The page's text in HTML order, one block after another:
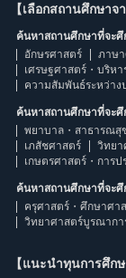
【เลือกสถานศึกษาจ
ค้นหาสถานศึกษาที่จะ
อักษรศาสตร์
ภาษ
เศรษฐศาสตร์・บริห
ความสัมพันธ์ระหว่าง
ค้นหาสถานศึกษาที่จะ
พยาบาล・สาธารณสุ
เภสัชศาสตร์
วิทยา
เกษตรศาสตร์・การป
ค้นหาสถานศึกษาที่จะ
ครุศาสตร์・ศึกษาศา
วิทยาศาสตร์บูรณากา
【แนะนำทุนการศึกษ